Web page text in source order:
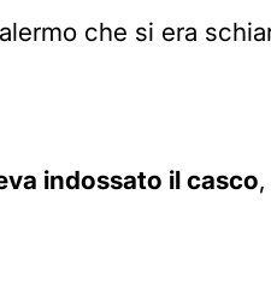
che si era
indossato il casco